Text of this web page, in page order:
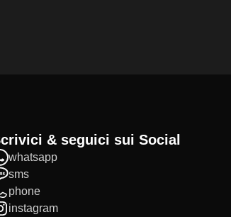
Scrivici & seguici sui Social
whatsapp
sms
phone
instagram